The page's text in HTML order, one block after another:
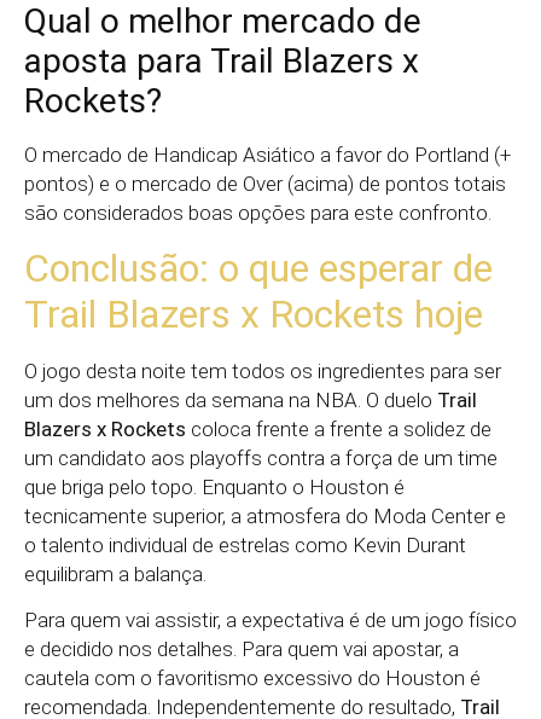
Qual o melhor mercado de
aposta para Trail Blazers x
Rockets?
O mercado de Handicap Asiático a favor do Portland (+
pontos) e o mercado de Over (acima) de pontos totais
são considerados boas opções para este confronto.
Conclusão: o que esperar de
Trail Blazers x Rockets hoje
O jogo desta noite tem todos os ingredientes para ser
um dos melhores da semana na NBA. O duelo Trail
Blazers x Rockets coloca frente a frente a solidez de
um candidato aos playoffs contra a força de um time
que briga pelo topo. Enquanto o Houston é
tecnicamente superior, a atmosfera do Moda Center e
o talento individual de estrelas como Kevin Durant
equilibram a balança.
Para quem vai assistir, a expectativa é de um jogo físico
e decidido nos detalhes. Para quem vai apostar, a
cautela com o favoritismo excessivo do Houston é
recomendada. Independentemente do resultado, Trail